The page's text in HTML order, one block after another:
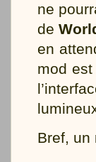
ne
de
en
mod
Bref, un